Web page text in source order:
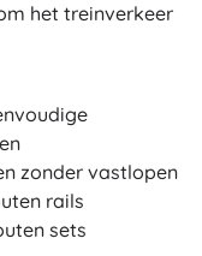
het treinverkeer
zonder vastlopen
rails
sets